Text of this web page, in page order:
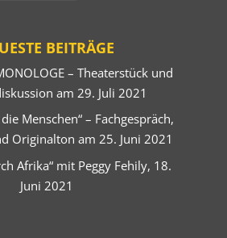
BEITRÄGE
– Theaterstück und
am 29. Juli 2021
Menschen“ – Fachgespräch,
Originalton am 25. Juni 2021
Afrika“ mit Peggy Fehily, 18.
Juni 2021